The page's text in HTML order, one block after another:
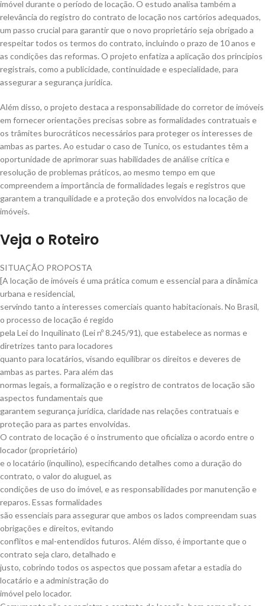
imóvel durante o período de locação. O estudo analisa também a
relevância do registro do contrato de locação nos cartórios adequados,
um passo crucial para garantir que o novo proprietário seja obrigado a
respeitar todos os termos do contrato, incluindo o prazo de 10 anos e
as condições das reformas. O projeto enfatiza a aplicação dos princípios
registrais, como a publicidade, continuidade e especialidade, para
assegurar a segurança jurídica.
Além disso, o projeto destaca a responsabilidade do corretor de imóveis
em fornecer orientações precisas sobre as formalidades contratuais e
os trâmites burocráticos necessários para proteger os interesses de
ambas as partes. Ao estudar o caso de Tunico, os estudantes têm a
oportunidade de aprimorar suas habilidades de análise crítica e
resolução de problemas práticos, ao mesmo tempo em que
compreendem a importância de formalidades legais e registros que
garantem a tranquilidade e a proteção dos envolvidos na locação de
imóveis.
Veja o Roteiro
SITUAÇÃO PROPOSTA
[A locação de imóveis é uma prática comum e essencial para a dinâmica
urbana e residencial,
servindo tanto a interesses comerciais quanto habitacionais. No Brasil,
o processo de locação é regido
pela Lei do Inquilinato (Lei nº 8.245/91), que estabelece as normas e
diretrizes tanto para locadores
quanto para locatários, visando equilibrar os direitos e deveres de
ambas as partes. Para além das
normas legais, a formalização e o registro de contratos de locação são
aspectos fundamentais que
garantem segurança jurídica, claridade nas relações contratuais e
proteção para as partes envolvidas.
O contrato de locação é o instrumento que oficializa o acordo entre o
locador (proprietário)
e o locatário (inquilino), especificando detalhes como a duração do
contrato, o valor do aluguel, as
condições de uso do imóvel, e as responsabilidades por manutenção e
reparos. Essas formalidades
são essenciais para assegurar que ambos os lados compreendam suas
obrigações e direitos, evitando
conflitos e mal-entendidos futuros. Além disso, é importante que o
contrato seja claro, detalhado e
justo, cobrindo todos os aspectos que possam afetar a estadia do
locatário e a administração do
imóvel pelo locador.